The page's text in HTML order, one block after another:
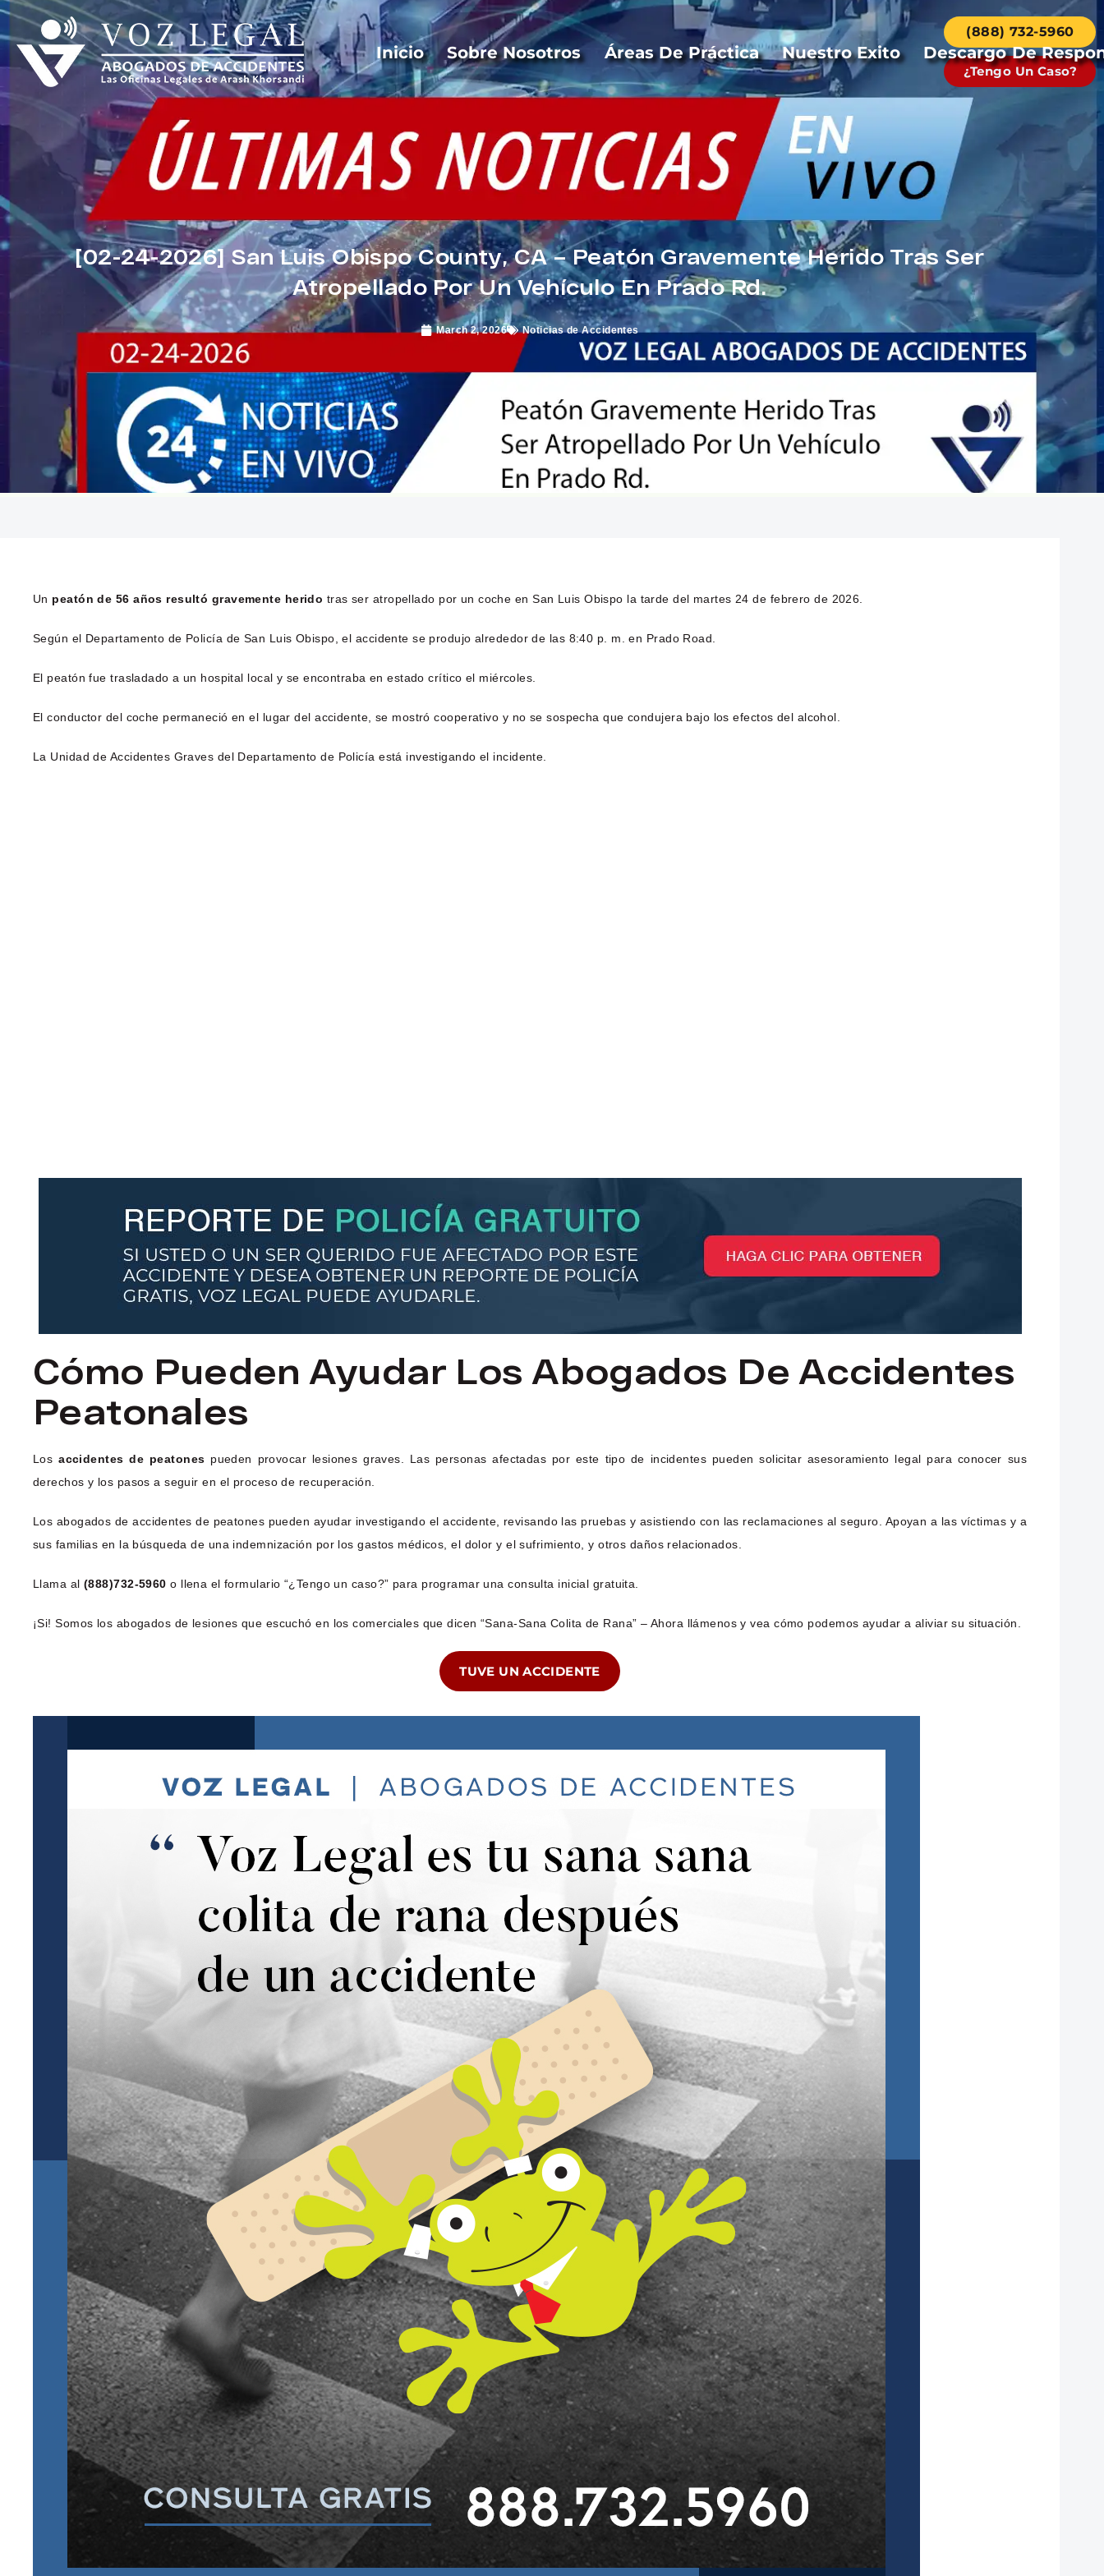
Inicio Sobre Nosotros Áreas De Práctica Nuestro Exito Descargo De
(888) 732-5960
¿Tengo Un Caso?
[02-24-2026] San Luis Obispo County, CA – Peatón Gravemente Herido Tras Ser
Atropellado Por Un Vehículo En Prado Rd.
March 2, 2026 Noticias de Accidentes
Un peatón de 56 años resultó gravemente herido tras ser atropellado por un coche en San Luis Obispo la tarde del martes 24 de febrero de 2026.
Según el Departamento de Policía de San Luis Obispo, el accidente se produjo alrededor de las 8:40 p. m. en Prado Road.
El peatón fue trasladado a un hospital local y se encontraba en estado crítico el miércoles.
El conductor del coche permaneció en el lugar del accidente, se mostró cooperativo y no se sospecha que condujera bajo los efectos del alcohol.
La Unidad de Accidentes Graves del Departamento de Policía está investigando el incidente.
Cómo Pueden Ayudar Los Abogados De Accidentes
Peatonales
Losaccidentes de peatones pueden provocar lesiones graves. Las personas afectadas por este tipo de incidentes pueden solicitar asesoramiento legal para conocer sus
derechos y los pasos a seguir en el proceso de recuperación.
Los abogados de accidentes de peatones pueden ayudar investigando el accidente, revisando las pruebas y asistiendo con las reclamaciones al seguro. Apoyan a las víctimas y a
sus familias en la búsqueda de una indemnización por los gastos médicos, el dolor y el sufrimiento, y otros daños relacionados.
Llama al (888)732-5960 o llena el formulario “¿Tengo un caso?” para programar una consulta inicial gratuita.
¡Si! Somos los abogados de lesiones que escuchó en los comerciales que dicen “Sana-Sana Colita de Rana” – Ahora llámenos y vea cómo podemos ayudar a aliviar su situación.
TUVE UN ACCIDENTE